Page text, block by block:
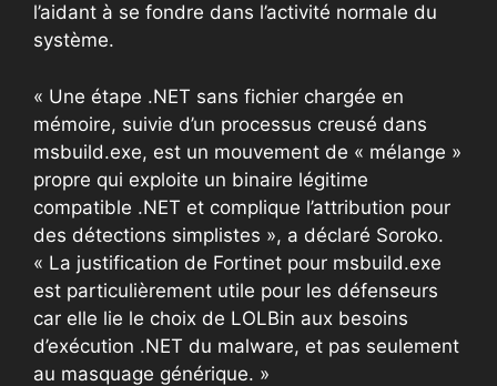
l’aidant à se fondre dans l’activité normale du
système.
« Une étape .NET sans fichier chargée en
mémoire, suivie d’un processus creusé dans
msbuild.exe, est un mouvement de « mélange »
propre qui exploite un binaire légitime
compatible .NET et complique l’attribution pour
des détections simplistes », a déclaré Soroko.
« La justification de Fortinet pour msbuild.exe
est particulièrement utile pour les défenseurs
car elle lie le choix de LOLBin aux besoins
d’exécution .NET du malware, et pas seulement
au masquage générique. »